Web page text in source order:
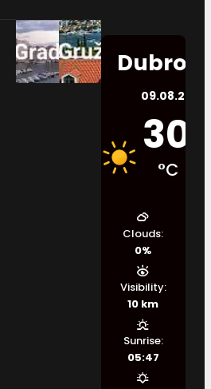
09.08.2026.
30
°C
Clouds:
0%
Visibility:
10 km
Sunrise:
05:47